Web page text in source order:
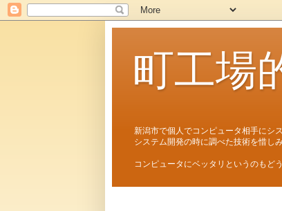
町工場
新潟市で個人でコンピュータ相手にシ
システム開発の時に調べた技術を惜し
コンピュータにベッタリというのもど